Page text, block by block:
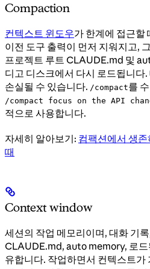
Compaction
컨텍스트 윈도우가 한계에 접근할
이전 도구 출력이 먼저 지워지고,
프로젝트 루트 CLAUDE.md 및
디고 디스크에서 다시 로드됩니다
손실될 수 있습니다. /compact를
/compact focus on the API
적으로 사용합니다.
자세히 알아보기: 컴팩션에서 생존
때
Context window
세션의 작업 메모리이며, 대화 기
CLAUDE.md, auto memory, 로드
유합니다. 작업하면서 컨텍스트가